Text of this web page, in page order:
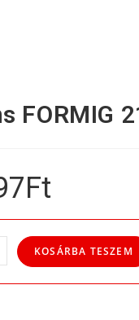
FORMIG
Ft
KOSÁRBA TESZEM